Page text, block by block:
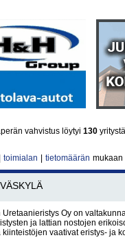
vahvistus löytyi 130
toimialan tietomäärän mukaan
Uretaanieristys Oy on
ja lattian nostojen
vaativat eristys- ja